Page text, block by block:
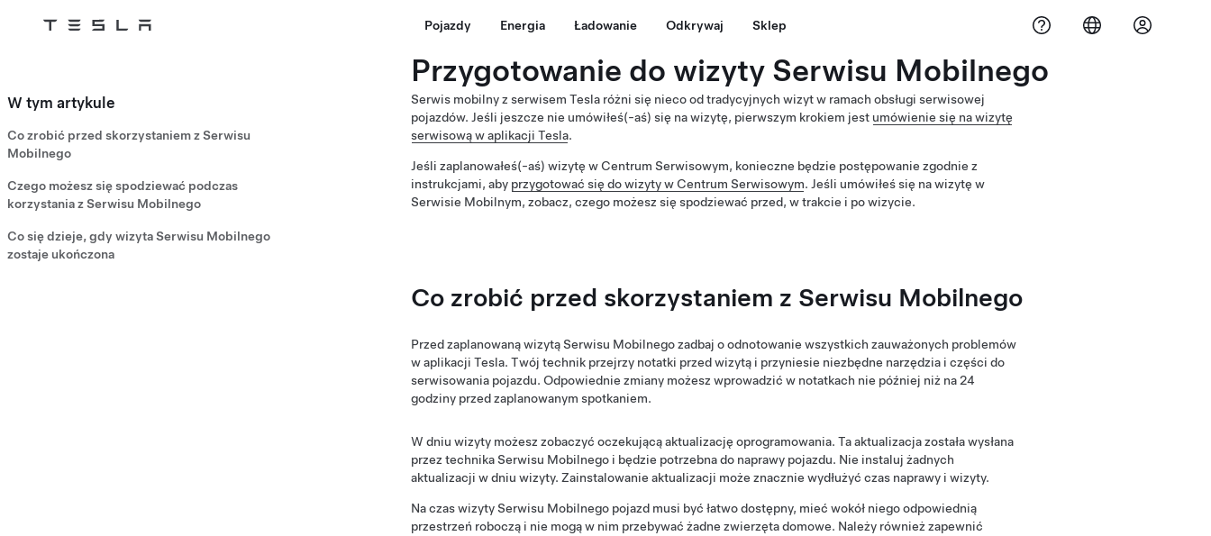
Tesla Pojazdy Energia Ładowanie Odkrywaj Sklep
Przygotowanie do wizyty Serwisu Mobilnego
Serwis mobilny z serwisem Tesla różni się nieco od tradycyjnych wizyt w ramach obsługi serwisowej
pojazdów. Jeśli jeszcze nie umówiłeś(-aś) się na wizytę, pierwszym krokiem jest umówienie się na wizytę
serwisową w aplikacji Tesla.
Jeśli zaplanowałeś(-aś) wizytę w Centrum Serwisowym, konieczne będzie postępowanie zgodnie z
instrukcjami, aby przygotować się do wizyty w Centrum Serwisowym. Jeśli umówiłeś się na wizytę w
Serwisie Mobilnym, zobacz, czego możesz się spodziewać przed, w trakcie i po wizycie.
Co zrobić przed skorzystaniem z Serwisu Mobilnego
Przed zaplanowaną wizytą Serwisu Mobilnego zadbaj o odnotowanie wszystkich zauważonych problemów
w aplikacji Tesla. Twój technik przejrzy notatki przed wizytą i przyniesie niezbędne narzędzia i części do
serwisowania pojazdu. Odpowiednie zmiany możesz wprowadzić w notatkach nie później niż na 24
godziny przed zaplanowanym spotkaniem.
W dniu wizyty możesz zobaczyć oczekującą aktualizację oprogramowania. Ta aktualizacja została wysłana
przez technika Serwisu Mobilnego i będzie potrzebna do naprawy pojazdu. Nie instaluj żadnych
aktualizacji w dniu wizyty. Zainstalowanie aktualizacji może znacznie wydłużyć czas naprawy i wizyty.
Na czas wizyty Serwisu Mobilnego pojazd musi być łatwo dostępny, mieć wokół niego odpowiednią
przestrzeń roboczą i nie mogą w nim przebywać żadne zwierzęta domowe. Należy również zapewnić
W tym artykule
Co zrobić przed skorzystaniem z Serwisu
Mobilnego
Czego możesz się spodziewać podczas
korzystania z Serwisu Mobilnego
Co się dzieje, gdy wizyta Serwisu Mobilnego
zostaje ukończona